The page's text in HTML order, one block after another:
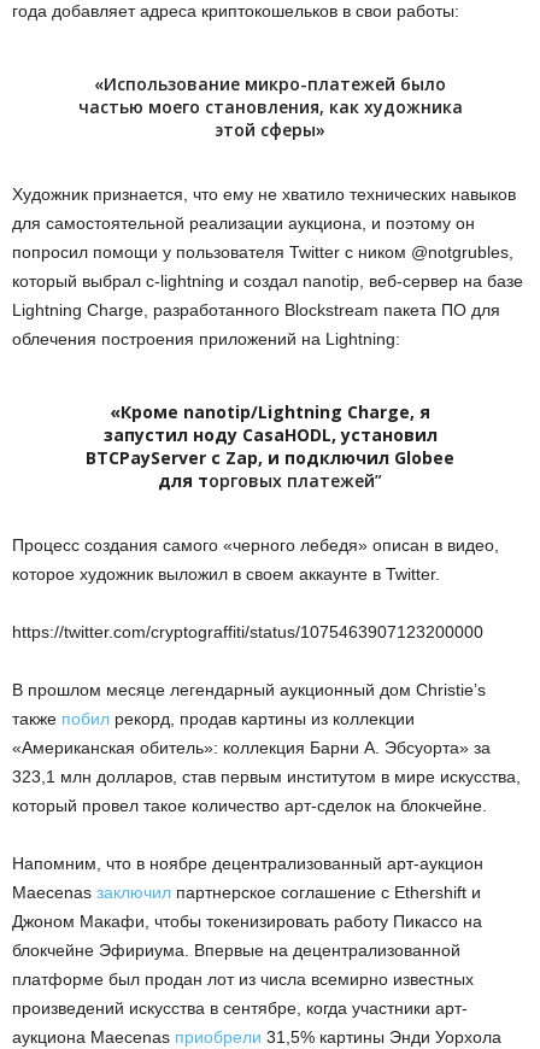
года добавляет адреса криптокошельков в свои работы:
«Использование микро-платежей было
частью моего становления, как художника
этой сферы»
Художник признается, что ему не хватило технических навыков
для самостоятельной реализации аукциона, и поэтому он
попросил помощи у пользователя Twitter с ником @notgrubles,
который выбрал c-lightning и создал nanotip, веб-сервер на базе
Lightning Charge, разработанного Blockstream пакета ПО для
облечения построения приложений на Lightning:
«Кроме nanotip/Lightning Charge, я
запустил ноду CasaHODL, установил
BTCPayServer с Zap, и подключил Globee
для торговых платежей”
Процесс создания самого «черного лебедя» описан в видео,
которое художник выложил в своем аккаунте в Twitter.
https://twitter.com/cryptograffiti/status/1075463907123200000
В прошлом месяце легендарный аукционный дом Christie’s
также побил рекорд, продав картины из коллекции
«Американская обитель»: коллекция Барни А. Эбсуорта» за
323,1 млн долларов, став первым институтом в мире искусства,
который провел такое количество арт-сделок на блокчейне.
Напомним, что в ноябре децентрализованный арт-аукцион
Maecenas заключил партнерское соглашение с Ethershift и
Джоном Макафи, чтобы токенизировать работу Пикассо на
блокчейне Эфириума. Впервые на децентрализованной
платформе был продан лот из числа всемирно известных
произведений искусства в сентябре, когда участники арт-
аукциона Maecenas приобрели 31,5% картины Энди Уорхола